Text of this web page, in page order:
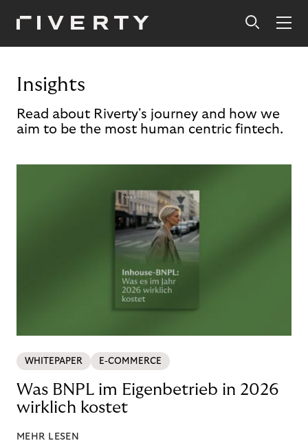
Insights
Read about Riverty's journey and how we
aim to be the most human centric fintech.
WHITEPAPER E-COMMERCE
Was BNPL im Eigenbetrieb in 2026
wirklich kostet
MEHR LESEN